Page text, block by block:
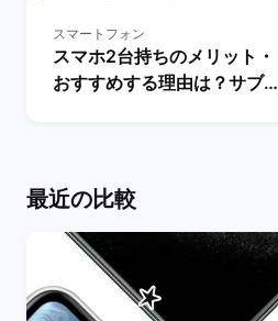
スマートフォン
スマホ2台持ちのメリット・
おすすめする理由は？サブス
最近の比較